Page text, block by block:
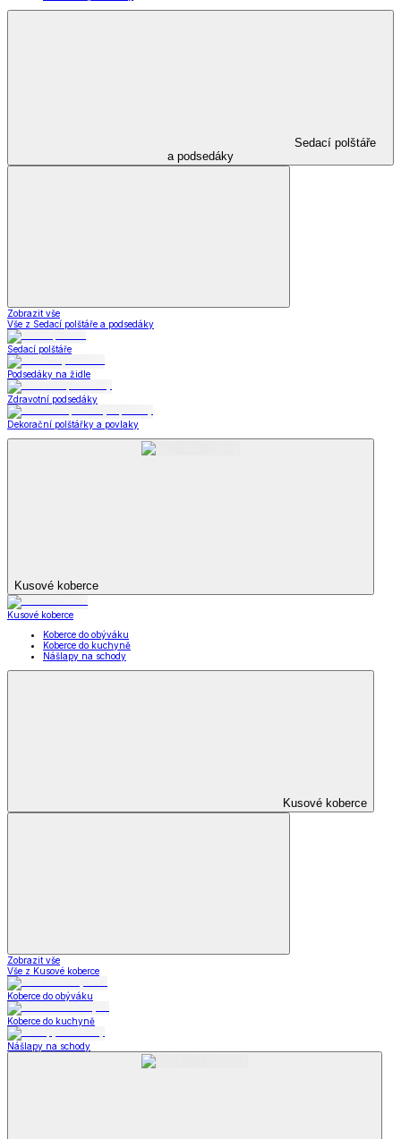
Sedací polštáře
a podsedáky
Zobrazit vše
Vše z Sedací polštáře a podsedáky
Sedací polštáře
Podsedáky na židle
Zdravotní podsedáky
Dekorační polštářky a povlaky
Kusové koberce
Kusové koberce
Koberce do obýváku
Koberce do kuchyně
Nášlapy na schody
Kusové koberce
Zobrazit vše
Vše z Kusové koberce
Koberce do obýváku
Koberce do kuchyně
Nášlapy na schody